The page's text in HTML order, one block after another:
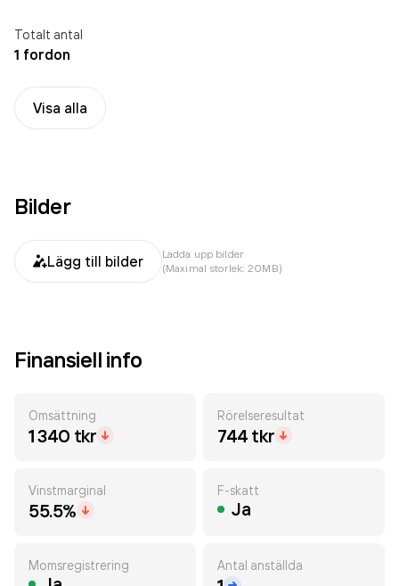
Totalt antal
1 fordon
Visa alla
Bilder
Lägg till bilder
Ladda upp bilder
(Maximal storlek: 20MB)
Finansiell info
Omsättning
1 340 tkr
Rörelseresultat
744 tkr
Vinstmarginal
55.5%
F-skatt
Ja
Momsregistrering Antal anställda